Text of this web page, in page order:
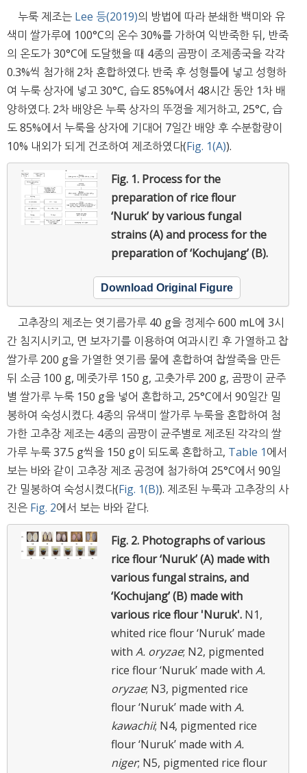
누룩 제조는 Lee 등(2019)의 방법에 따라 분쇄한 백미와 유
색미 쌀가루에 100°C의 온수 30%를 가하여 익반죽한 뒤, 반죽
의 온도가 30°C에 도달했을 때 4종의 곰팡이 조제종국을 각각
0.3%씩 첨가해 2차 혼합하였다. 반죽 후 성형틀에 넣고 성형하
여 누룩 상자에 넣고 30°C, 습도 85%에서 48시간 동안 1차 배
양하였다. 2차 배양은 누룩 상자의 뚜껑을 제거하고, 25°C, 습
도 85%에서 누룩을 상자에 기대어 7일간 배양 후 수분함량이
10% 내외가 되게 건조하여 제조하였다(Fig. 1(A)).
Fig. 1. Process for the
preparation of rice flour
‘Nuruk’ by various fungal
strains (A) and process for the
preparation of ‘Kochujang’ (B).
Download Original Figure
고추장의 제조는 엿기름가루 40 g을 정제수 600 mL에 3시
간 침지시키고, 면 보자기를 이용하여 여과시킨 후 가열하고 찹
쌀가루 200 g을 가열한 엿기름 물에 혼합하여 찹쌀죽을 만든
뒤 소금 100 g, 메줏가루 150 g, 고춧가루 200 g, 곰팡이 균주
별 쌀가루 누룩 150 g을 넣어 혼합하고, 25°C에서 90일간 밀
봉하여 숙성시켰다. 4종의 유색미 쌀가루 누룩을 혼합하여 첨
가한 고추장 제조는 4종의 곰팡이 균주별로 제조된 각각의 쌀
가루 누룩 37.5 g씩을 150 g이 되도록 혼합하고, Table 1에서
보는 바와 같이 고추장 제조 공정에 첨가하여 25°C에서 90일
간 밀봉하여 숙성시켰다(Fig. 1(B)). 제조된 누룩과 고추장의 사
진은 Fig. 2에서 보는 바와 같다.
Fig. 2. Photographs of various
rice flour ‘Nuruk’ (A) made with
various fungal strains, and
‘Kochujang’ (B) made with
various rice flour 'Nuruk'. N1,
whited rice flour ‘Nuruk’ made
with A. oryzae; N2, pigmented
rice flour ‘Nuruk’ made with A.
oryzae; N3, pigmented rice
flour ‘Nuruk’ made with A.
kawachii; N4, pigmented rice
flour ‘Nuruk’ made with A.
niger; N5, pigmented rice flour